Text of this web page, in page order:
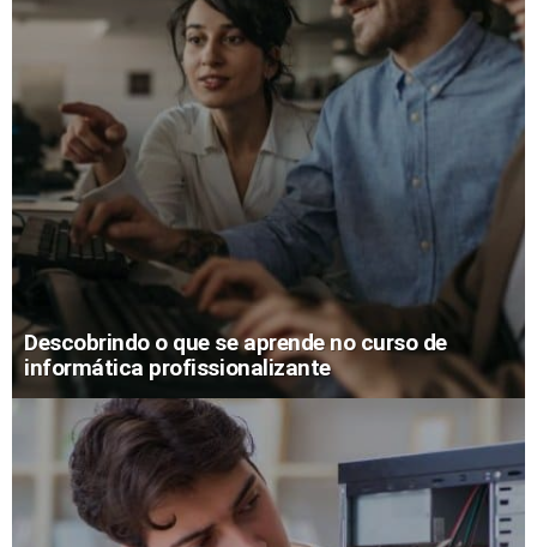
Descobrindo o que se aprende no curso de
informática profissionalizante